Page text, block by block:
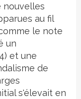
nouvelles
au fil
le note
un
et une
de
s'élevait en